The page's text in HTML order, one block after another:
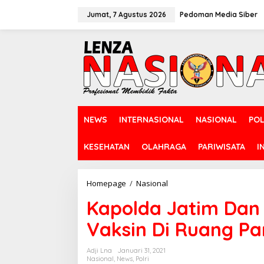
Jumat, 7 Agustus 2026 Pedoman Media Siber
NEWS INTERNASIONAL NASIONAL
KESEHATAN OLAHRAGA PARIWISATA
Homepage / Nasional
o
l
d
Kapolda Jatim
Vaksin Di Ruang
Adji Lna
Januari 31, 2021
Nasional, News, Polri